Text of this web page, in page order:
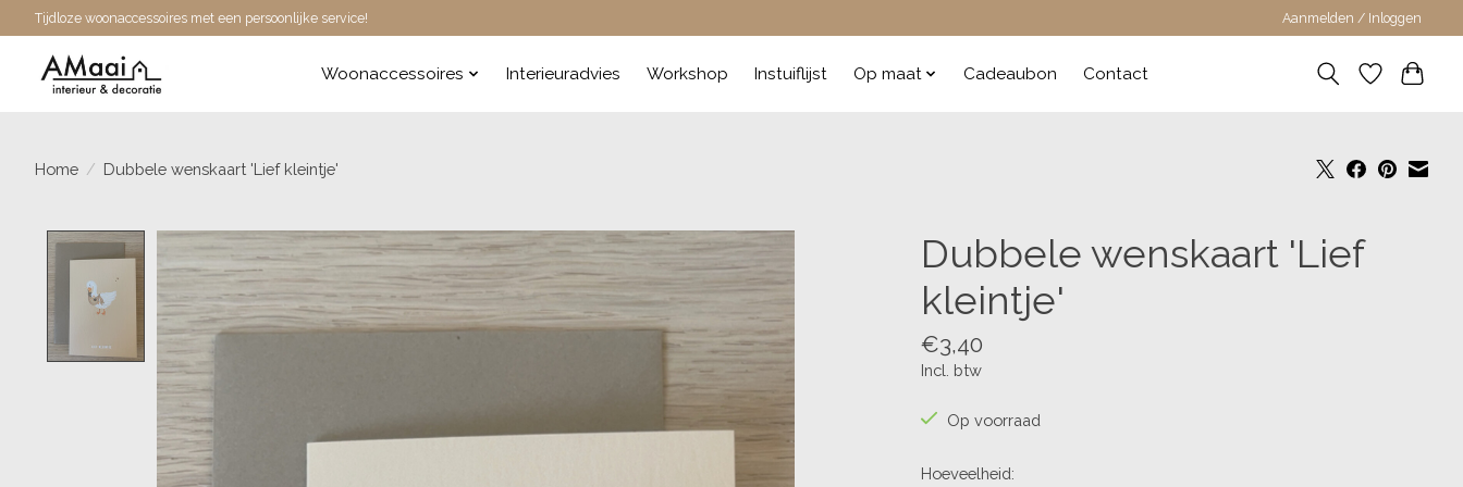
Tijdloze woonaccessoires met een persoonlijke service! Aanmelden / Inloggen
Woonaccessoires Interieuradvies Workshop Instuiflijst Op maat Cadeaubon Contact
Home / Dubbele wenskaart 'Lief kleintje'
Product image slideshow Items
Dubbele wenskaart 'Lief
kleintje'
€3,40
Incl. btw
Op voorraad
Hoeveelheid: